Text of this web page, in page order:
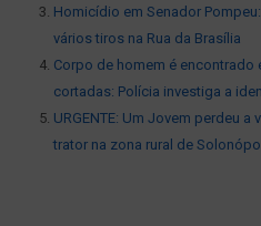
Homicídio em Senador
vários tiros na Rua da Brasília
Corpo de homem é
cortadas: Polícia investiga a
URGENTE: Um Jovem perdeu
trator na zona rural de